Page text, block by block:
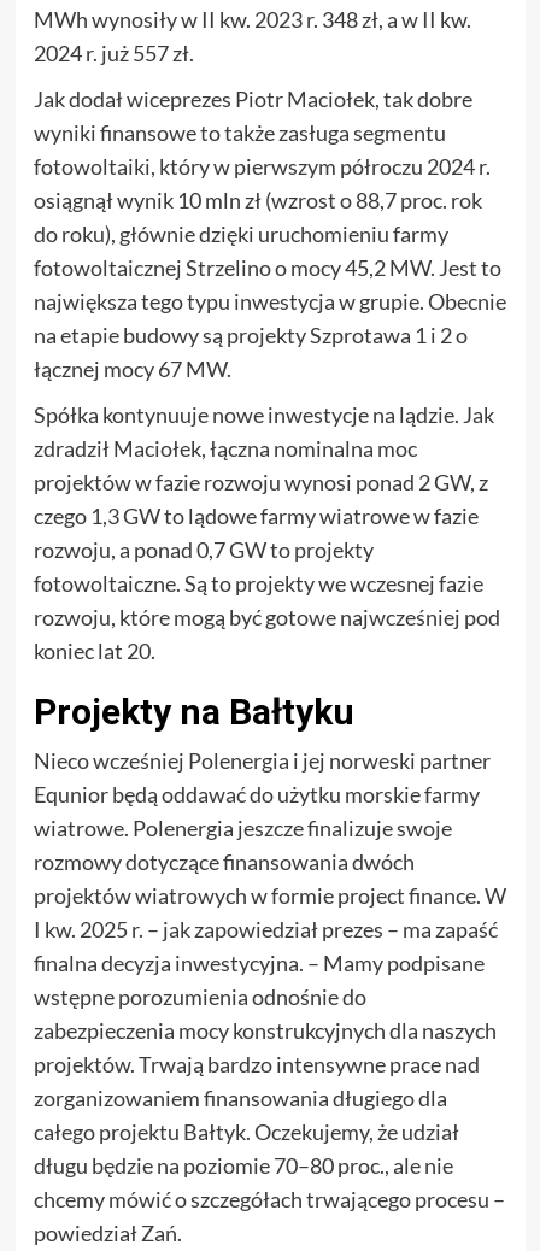
MWh wynosiły w II kw. 2023 r. 348 zł, a w II kw.
2024 r. już 557 zł.
Jak dodał wiceprezes Piotr Maciołek, tak dobre
wyniki finansowe to także zasługa segmentu
fotowoltaiki, który w pierwszym półroczu 2024 r.
osiągnął wynik 10 mln zł (wzrost o 88,7 proc. rok
do roku), głównie dzięki uruchomieniu farmy
fotowoltaicznej Strzelino o mocy 45,2 MW. Jest to
największa tego typu inwestycja w grupie. Obecnie
na etapie budowy są projekty Szprotawa 1 i 2 o
łącznej mocy 67 MW.
Spółka kontynuuje nowe inwestycje na lądzie. Jak
zdradził Maciołek, łączna nominalna moc
projektów w fazie rozwoju wynosi ponad 2 GW, z
czego 1,3 GW to lądowe farmy wiatrowe w fazie
rozwoju, a ponad 0,7 GW to projekty
fotowoltaiczne. Są to projekty we wczesnej fazie
rozwoju, które mogą być gotowe najwcześniej pod
koniec lat 20.
Projekty na Bałtyku
Nieco wcześniej Polenergia i jej norweski partner
Equnior będą oddawać do użytku morskie farmy
wiatrowe. Polenergia jeszcze finalizuje swoje
rozmowy dotyczące finansowania dwóch
projektów wiatrowych w formie project finance. W
I kw. 2025 r. – jak zapowiedział prezes – ma zapaść
finalna decyzja inwestycyjna. – Mamy podpisane
wstępne porozumienia odnośnie do
zabezpieczenia mocy konstrukcyjnych dla naszych
projektów. Trwają bardzo intensywne prace nad
zorganizowaniem finansowania długiego dla
całego projektu Bałtyk. Oczekujemy, że udział
długu będzie na poziomie 70–80 proc., ale nie
chcemy mówić o szczegółach trwającego procesu –
powiedział Zań.